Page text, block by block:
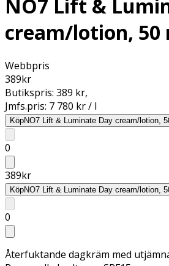
NO7 Lift &
cream/lotion, 50
Webbpris
389kr
Butikspris: 389 kr,
Jmfs.pris: 7 780 kr / l
KöpNO7 Lift & Luminate Day cream/lotion,
0
389kr
KöpNO7 Lift & Luminate Day cream/lotion,
0
Återfuktande dagkräm med